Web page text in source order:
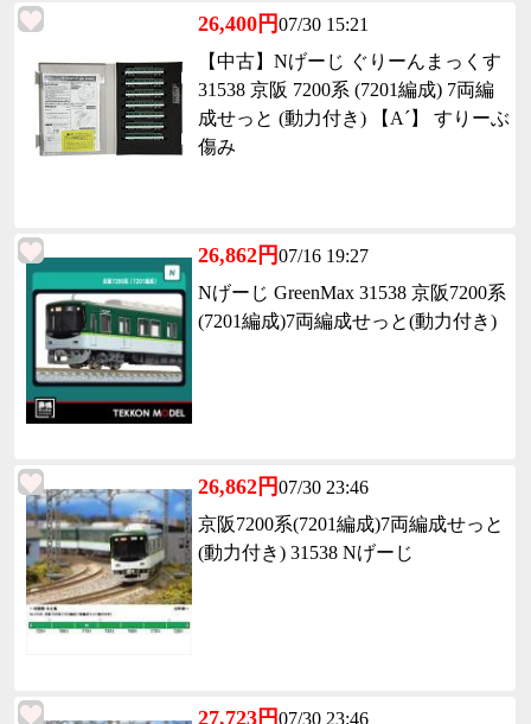
26,400円07/30 15:21
【中古】Nげーじ ぐりーんまっくす
31538 京阪 7200系 (7201編成) 7両編
成せっと (動力付き) 【A´】 すりーぶ
傷み
26,862円07/16 19:27
Nげーじ GreenMax 31538 京阪7200系
(7201編成)7両編成せっと(動力付き)
26,862円07/30 23:46
京阪7200系(7201編成)7両編成せっと
(動力付き) 31538 Nげーじ
27,723円07/30 23:46